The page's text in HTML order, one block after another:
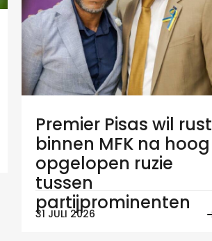
Premier Pisas wil rust
binnen MFK na hoog
opgelopen ruzie
tussen
partijprominenten
31 JULI 2026